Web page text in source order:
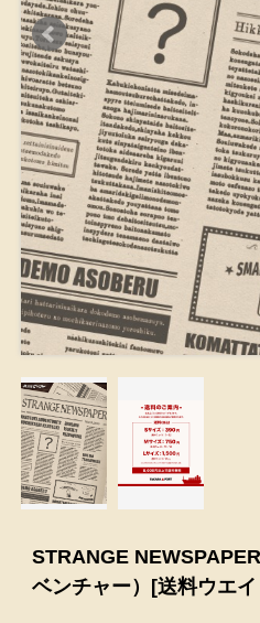
STRANGE
ベンチャー）[送料ウエイ